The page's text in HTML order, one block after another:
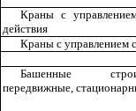
Краны с
действия
Краны с управлением
Башенные
передвижные,